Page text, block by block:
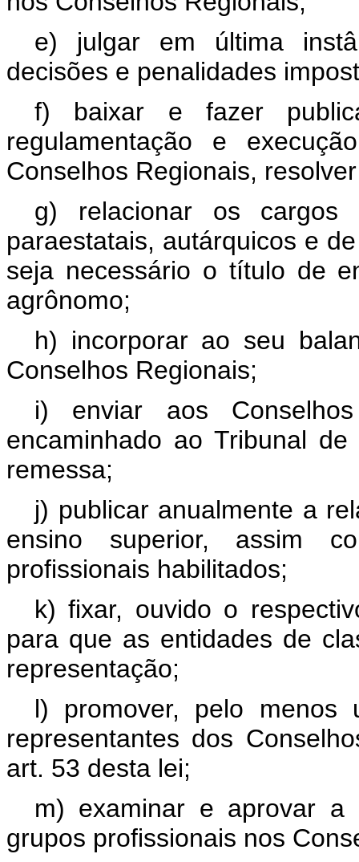
e) julgar em última
decisões e penalidades
f) baixar e fazer
regulamentação e
Conselhos Regionais,
g) relacionar os cargos
paraestatais, autárquicos e
seja necessário o título de
agrônomo;
h) incorporar ao seu
Conselhos Regionais;
i) enviar aos
encaminhado ao Tribunal
remessa;
j) publicar anualmente a
ensino superior, assim
profissionais habilitados;
k) fixar, ouvido o
para que as entidades de
representação;
l) promover, pelo
representantes dos
art. 53 desta lei;
m) examinar e aprovar a
grupos profissionais nos